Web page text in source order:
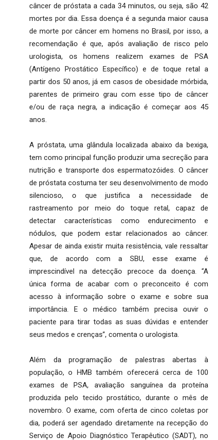
câncer de próstata a cada 34 minutos, ou seja, são 42
mortes por dia. Essa doença é a segunda maior causa
de morte por câncer em homens no Brasil, por isso, a
recomendação é que, após avaliação de risco pelo
urologista, os homens realizem exames de PSA
(Antígeno Prostático Específico) e de toque retal a
partir dos 50 anos, já em casos de obesidade mórbida,
parentes de primeiro grau com esse tipo de câncer
e/ou de raça negra, a indicação é começar aos 45
anos.
A próstata, uma glândula localizada abaixo da bexiga,
tem como principal função produzir uma secreção para
nutrição e transporte dos espermatozóides. O câncer
de próstata costuma ter seu desenvolvimento de modo
silencioso, o que justifica a necessidade de
rastreamento por meio do toque retal, capaz de
detectar características como endurecimento e
nódulos, que podem estar relacionados ao câncer.
Apesar de ainda existir muita resistência, vale ressaltar
que, de acordo com a SBU, esse exame é
imprescindível na detecção precoce da doença. “A
única forma de acabar com o preconceito é com
acesso à informação sobre o exame e sobre sua
importância. E o médico também precisa ouvir o
paciente para tirar todas as suas dúvidas e entender
seus medos e crenças”, comenta o urologista.
Além da programação de palestras abertas à
população, o HMB também oferecerá cerca de 100
exames de PSA, avaliação sanguínea da proteína
produzida pelo tecido prostático, durante o mês de
novembro. O exame, com oferta de cinco coletas por
dia, poderá ser agendado diretamente na recepção do
Serviço de Apoio Diagnóstico Terapêutico (SADT), no